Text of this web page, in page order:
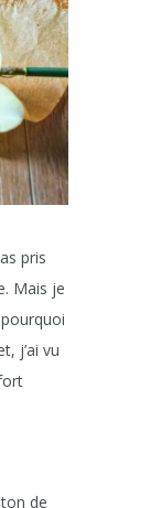
pris
Mais je
j’ai vu
de